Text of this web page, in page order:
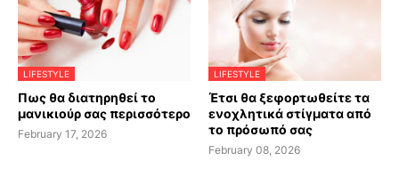
LIFESTYLE
Πως θα διατηρηθεί το
μανικιούρ σας περισσότερο
February 17, 2026
LIFESTYLE
Έτσι θα ξεφορτωθείτε τα
ενοχλητικά στίγματα από
το πρόσωπό σας
February 08, 2026